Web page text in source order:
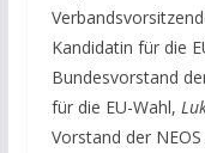
Kandidatin für die
Bundesvorstand
für die EU-Wahl,
Vorstand der